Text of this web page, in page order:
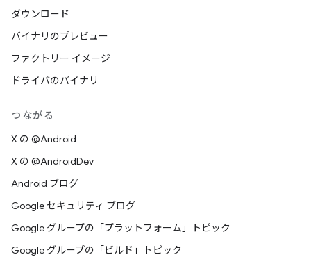
ダウンロード
バイナリのプレビュー
ファクトリー イメージ
ドライバのバイナリ
つながる
X の @Android
X の @AndroidDev
Android ブログ
Google セキュリティ ブログ
Google グループの「プラットフォーム」トピック
Google グループの「ビルド」トピック